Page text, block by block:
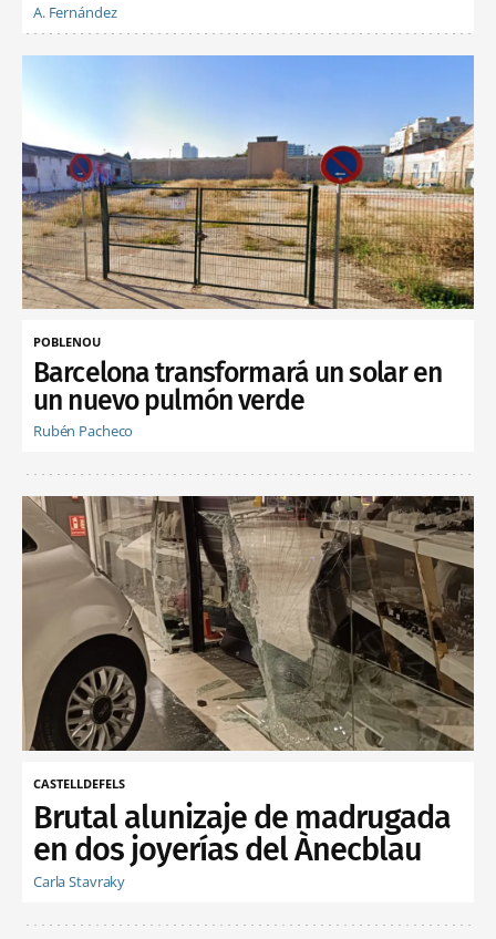
A. Fernández
POBLENOU
Barcelona transformará un solar en
un nuevo pulmón verde
Rubén Pacheco
CASTELLDEFELS
Brutal alunizaje de madrugada
en dos joyerías del Ànecblau
Carla Stavraky